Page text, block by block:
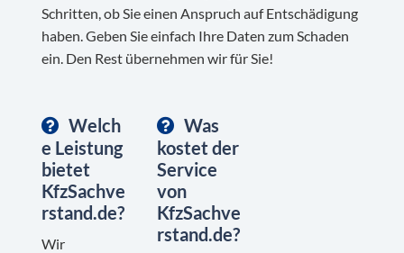
Schritten, ob Sie einen Anspruch auf Entschädigung
haben. Geben Sie einfach Ihre Daten zum Schaden
ein. Den Rest übernehmen wir für Sie!
Welch
e Leistung
bietet
KfzSachve
rstand.de?
Wir
Was
kostet der
Service
von
KfzSachve
rstand.de?